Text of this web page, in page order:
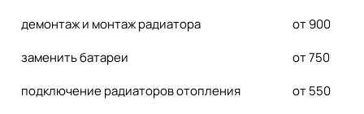
демонтаж и монтаж радиатора
от 900
заменить батареи
от 750
подключение радиаторов отопления
от 550